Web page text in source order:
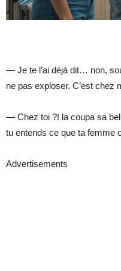
— Je te l’ai déjà dit… non,
ne pas exploser. C’est chez
— Chez toi ?! la coupa sa
tu entends ce que ta femme
Advertisements